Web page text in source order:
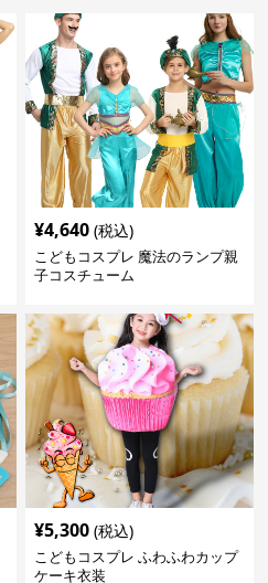
¥4,640 (税込)
こどもコスプレ 魔法のランプ親
子コスチューム
¥5,300 (税込)
こどもコスプレ ふわふわカップ
ケーキ衣装